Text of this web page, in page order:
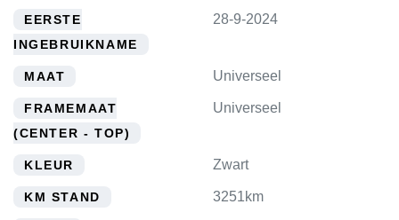
EERSTE
INGEBRUIKNAME
28-9-2024
MAAT Universeel
FRAMEMAAT
(CENTER - TOP)
Universeel
KLEUR Zwart
KM STAND 3251km